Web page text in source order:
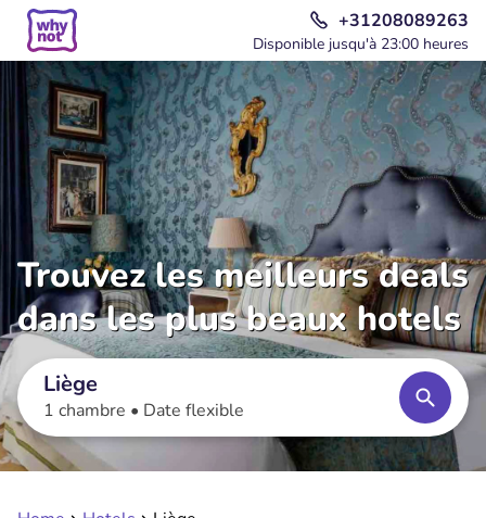
+31208089263
Disponible jusqu'à 23:00 heures
Trouvez les meilleurs deals
dans les plus beaux hotels
Liège
1 chambre • Date flexible